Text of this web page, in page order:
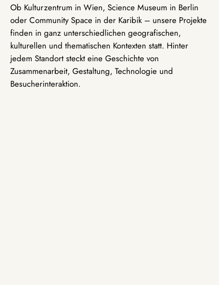
Ob Kulturzentrum in Wien, Science Museum in Berlin
oder Community Space in der Karibik – unsere Projekte
finden in ganz unterschiedlichen geografischen,
kulturellen und thematischen Kontexten statt. Hinter
jedem Standort steckt eine Geschichte von
Zusammenarbeit, Gestaltung, Technologie und
Besucherinteraktion.